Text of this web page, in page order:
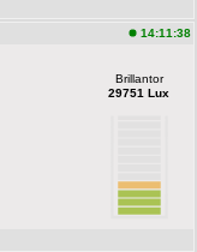
14:11:38
Brillantor
29751 Lux